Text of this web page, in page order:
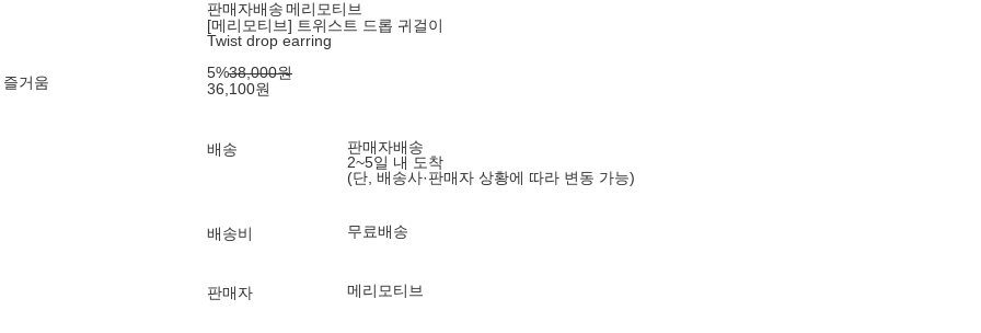
거움
판매자배송메리모티브
[메리모티브] 트위스트 드롭 귀걸이
Twist drop earring
5%38,000원
36,100원
배송
판매자배송
2~5일 내 도착
(단, 배송사·판매자 상황에 따라 변동 가능)
배송비 무료배송
판매자 메리모티브